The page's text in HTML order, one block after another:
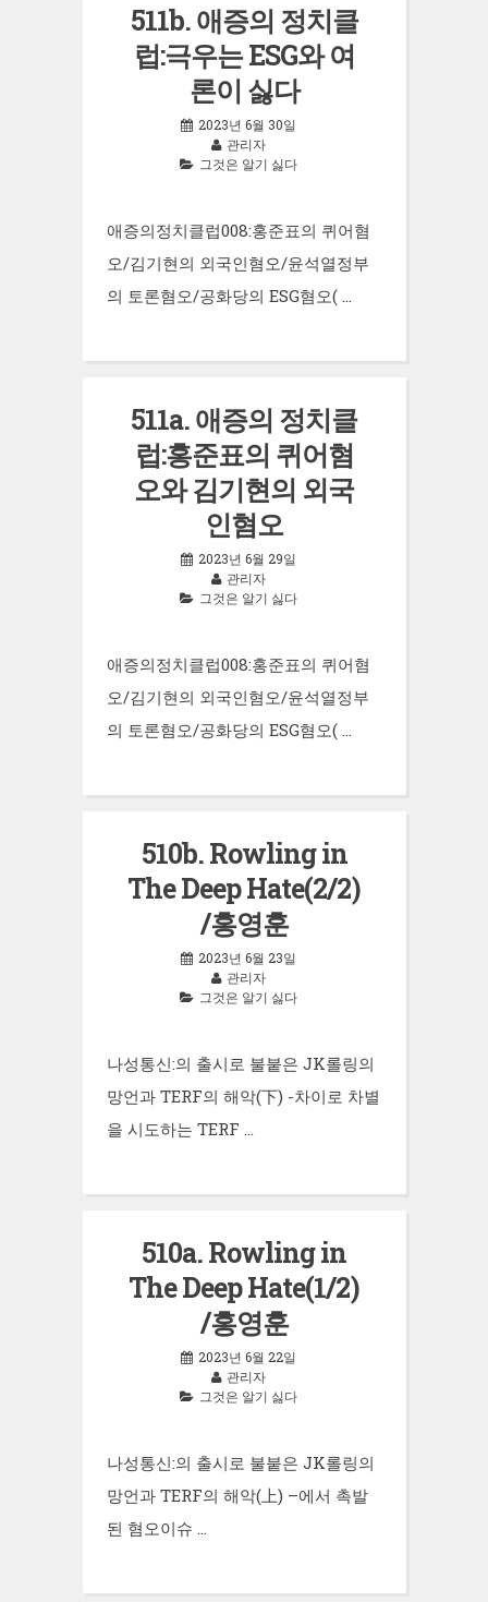
511b. 애증의 정치클
럽:극우는 ESG와 여
론이 싫다
2023년 6월 30일
관리자
그것은 알기 싫다
애증의정치클럽008:홍준표의 퀴어혐
오/김기현의 외국인혐오/윤석열정부
의 토론혐오/공화당의 ESG혐오( …
511a. 애증의 정치클
럽:홍준표의 퀴어혐
오와 김기현의 외국
인혐오
2023년 6월 29일
관리자
그것은 알기 싫다
애증의정치클럽008:홍준표의 퀴어혐
오/김기현의 외국인혐오/윤석열정부
의 토론혐오/공화당의 ESG혐오( …
510b. Rowling in
The Deep Hate(2/2)
/홍영훈
2023년 6월 23일
관리자
그것은 알기 싫다
나성통신:의 출시로 불붙은 JK롤링의
망언과 TERF의 해악(下) -차이로 차별
을 시도하는 TERF …
510a. Rowling in
The Deep Hate(1/2)
/홍영훈
2023년 6월 22일
관리자
그것은 알기 싫다
나성통신:의 출시로 불붙은 JK롤링의
망언과 TERF의 해악(上) –에서 촉발
된 혐오이슈 …